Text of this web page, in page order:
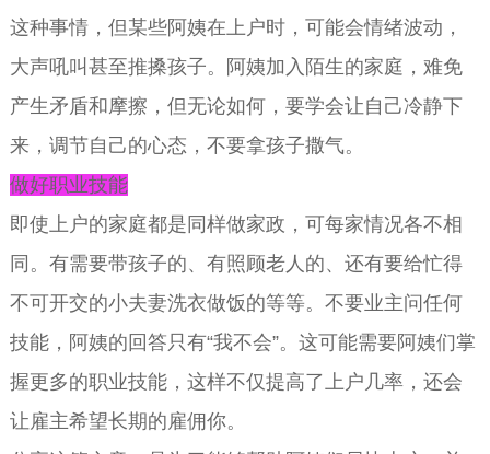
这种事情，但某些阿姨在上户时，可能会情绪波动，
大声吼叫甚至推搡孩子。阿姨加入陌生的家庭，难免
产生矛盾和摩擦，但无论如何，要学会让自己冷静下
来，调节自己的心态，不要拿孩子撒气。
做好职业技能
即使上户的家庭都是同样做家政，可每家情况各不相
同。有需要带孩子的、有照顾老人的、还有要给忙得
不可开交的小夫妻洗衣做饭的等等。不要业主问任何
技能，阿姨的回答只有“我不会”。这可能需要阿姨们掌
握更多的职业技能，这样不仅提高了上户几率，还会
让雇主希望长期的雇佣你。